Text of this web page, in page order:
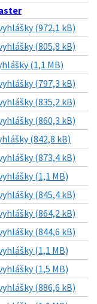
(972,1 kB)
(805,8 kB)
(1,1 MB)
(797,3 kB)
(835,2 kB)
(860,3 kB)
(842,8 kB)
(873,4 kB)
(1,1 MB)
(845,4 kB)
(864,2 kB)
(844,6 kB)
(1,1 MB)
(1,5 MB)
(886,6 kB)